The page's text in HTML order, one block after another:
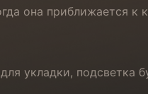
она приближается к
укладки,